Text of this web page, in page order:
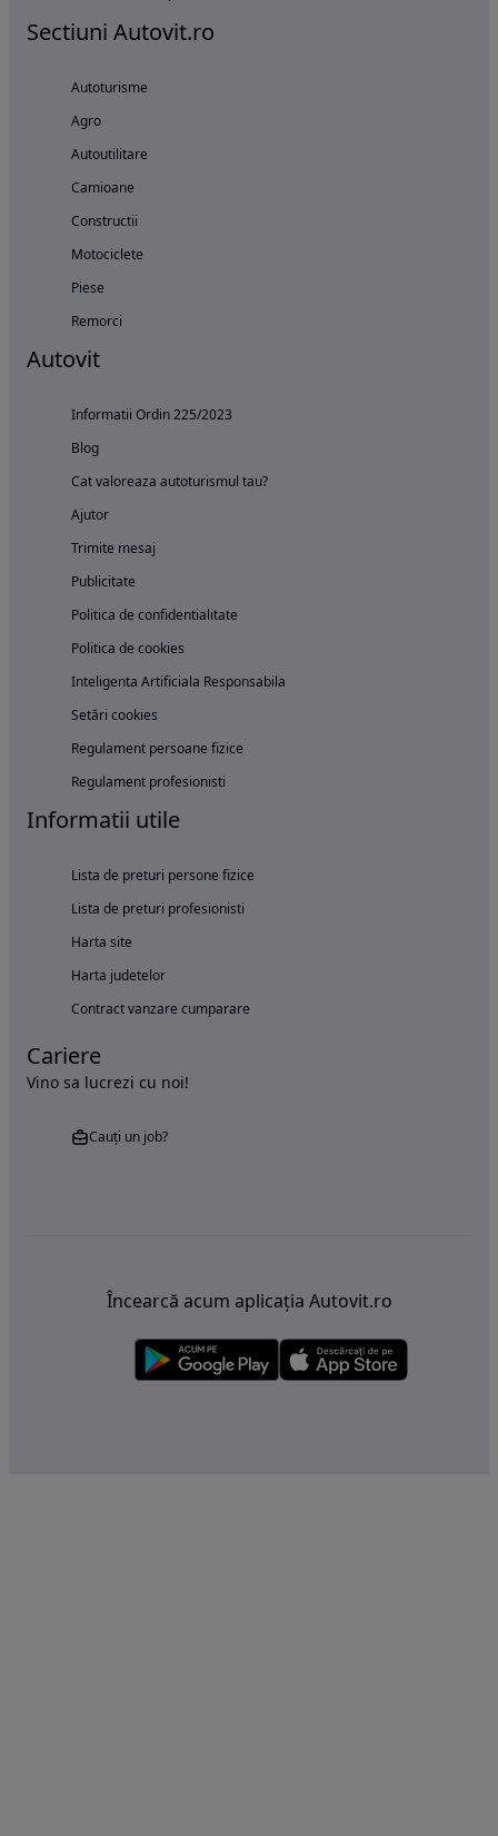
Sectiuni Autovit.ro
Autoturisme
Agro
Autoutilitare
Camioane
Constructii
Motociclete
Piese
Remorci
Autovit
Informatii Ordin 225/2023
Blog
Cat valoreaza autoturismul tau?
Ajutor
Trimite mesaj
Publicitate
Politica de confidentialitate
Politica de cookies
Inteligenta Artificiala Responsabila
Setări cookies
Regulament persoane fizice
Regulament profesionisti
Informatii utile
Lista de preturi persone fizice
Lista de preturi profesionisti
Harta site
Harta judetelor
Contract vanzare cumparare
Cariere
Vino sa lucrezi cu noi!
Cauți un job?
Încearcă acum aplicația Autovit.ro